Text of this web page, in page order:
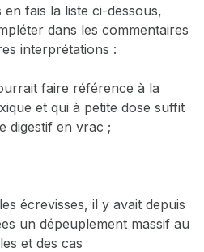
fais la liste ci-dessous,
dans les commentaires
interprétations :
faire référence à la
et qui à petite dose suffit
digestif en vrac ;
écrevisses, il y avait depuis
un dépeuplement massif au
et des cas